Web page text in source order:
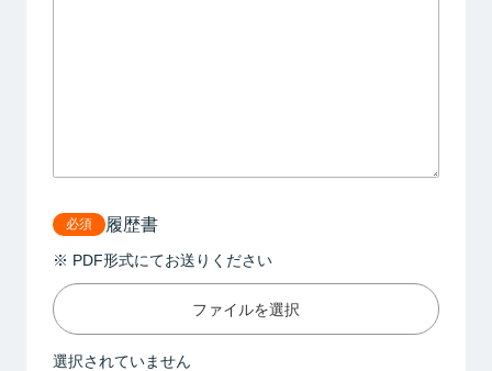
必須 履歴書
※ PDF形式にてお送りください
ファイルを選択
選択されていません